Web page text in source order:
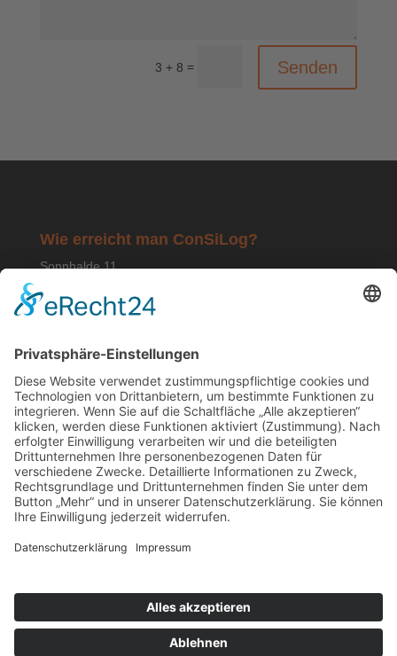
3 + 8 = Senden
Wie erreicht man ConSiLog?
Sonnhalde 11
info@consi-log.de
Büro: +49 7822 789 6184
Mobil: +49 176 847 19129
Impressum & Datenschutz
Made with love byah effekt Werbedesign